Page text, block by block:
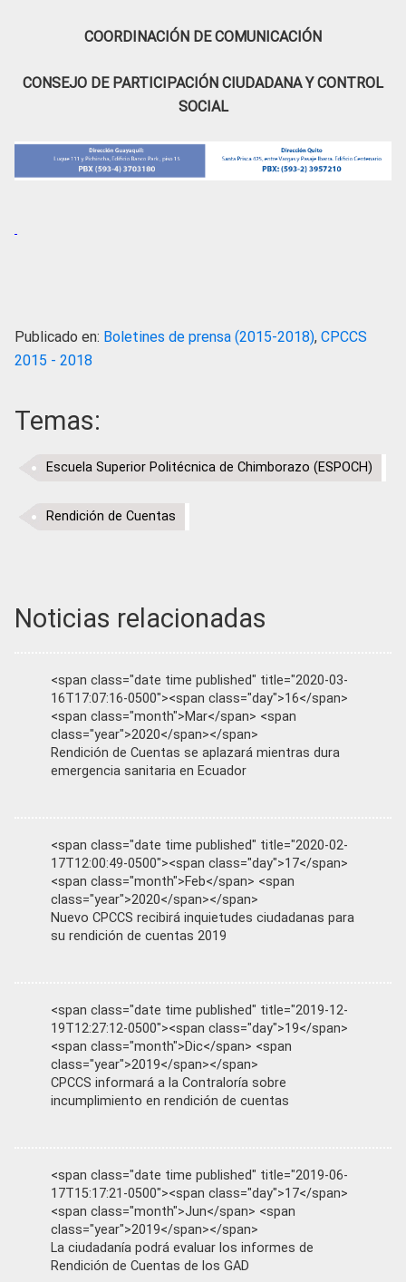
COORDINACIÓN DE COMUNICACIÓN
CONSEJO DE PARTICIPACIÓN CIUDADANA Y CONTROL
SOCIAL
Publicado en: Boletines de prensa (2015-2018), CPCCS
2015 - 2018
Temas:
Escuela Superior Politécnica de Chimborazo (ESPOCH)
Rendición de Cuentas
Noticias relacionadas
<span class="date time published" title="2020-03-
16T17:07:16-0500"><span class="day">16</span>
<span class="month">Mar</span> <span
class="year">2020</span></span>
Rendición de Cuentas se aplazará mientras dura
emergencia sanitaria en Ecuador
<span class="date time published" title="2020-02-
17T12:00:49-0500"><span class="day">17</span>
<span class="month">Feb</span> <span
class="year">2020</span></span>
Nuevo CPCCS recibirá inquietudes ciudadanas para
su rendición de cuentas 2019
<span class="date time published" title="2019-12-
19T12:27:12-0500"><span class="day">19</span>
<span class="month">Dic</span> <span
class="year">2019</span></span>
CPCCS informará a la Contraloría sobre
incumplimiento en rendición de cuentas
<span class="date time published" title="2019-06-
17T15:17:21-0500"><span class="day">17</span>
<span class="month">Jun</span> <span
class="year">2019</span></span>
La ciudadanía podrá evaluar los informes de
Rendición de Cuentas de los GAD